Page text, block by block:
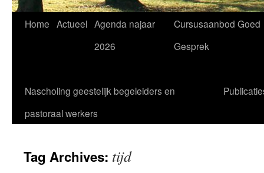
Home Actueel Agenda najaar
2026
Cursusaanbod Goed
Gesprek
Nascholing geestelijk begeleiders en
pastoraal werkers
Tag Archives: tijd